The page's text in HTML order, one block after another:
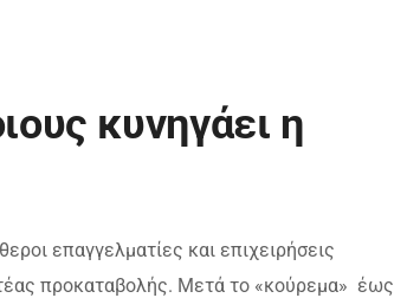
κυνηγάει η
επαγγελματίες και επιχειρήσεις
προκαταβολής. Μετά το «κούρεμα» έως